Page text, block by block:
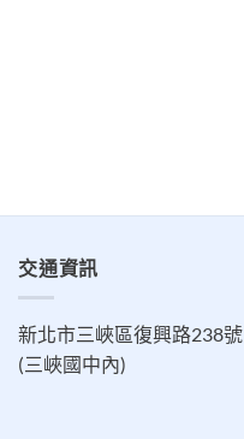
交通資訊
新北市三峽區復興路238號
(三峽國中內)